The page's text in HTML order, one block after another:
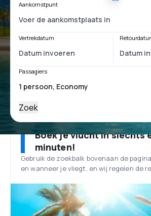
Aankomstpunt
Vertrekdatum
Passagiers
Zoek
Boek je vlucht in slechts
minuten!
Gebruik de zoekbalk bovenaan de
en wanneer je vliegt, en wij regelen de